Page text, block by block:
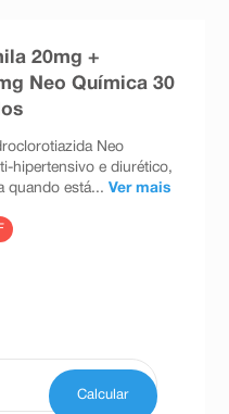
20mg +
Neo Química 30
Neo
hipertensivo e diurético,
quando está... Ver mais